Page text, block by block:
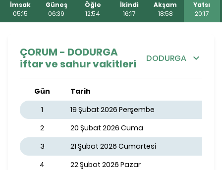
İmsak
05:15
Güneş
06:39
Öğle
12:54
İkindi
16:17
Akşam
18:58
Yatsı
20:17
ÇORUM - DODURGA
iftar ve sahur vakitleri
DODURGA
Gün Tarih
1
19 Şubat 2026 Perşembe
2
20 Şubat 2026 Cuma
3
21 Şubat 2026 Cumartesi
4
22 Şubat 2026 Pazar